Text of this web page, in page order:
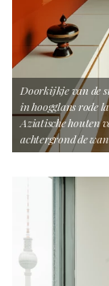
Doorkijkje van de
in hoogglans rode
Aziatische houten
achtergrond de